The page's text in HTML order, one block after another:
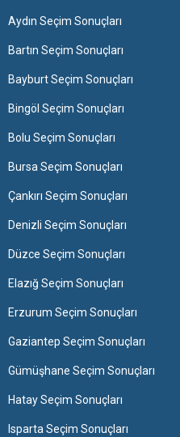
Aydın Seçim Sonuçları
Bartın Seçim Sonuçları
Bayburt Seçim Sonuçları
Bingöl Seçim Sonuçları
Bolu Seçim Sonuçları
Bursa Seçim Sonuçları
Çankırı Seçim Sonuçları
Denizli Seçim Sonuçları
Düzce Seçim Sonuçları
Elazığ Seçim Sonuçları
Erzurum Seçim Sonuçları
Gaziantep Seçim Sonuçları
Gümüşhane Seçim Sonuçları
Hatay Seçim Sonuçları
Isparta Seçim Sonuçları